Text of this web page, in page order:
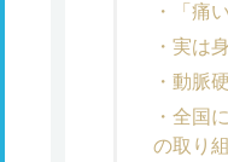
「痛
実は
動脈
全国
の取り